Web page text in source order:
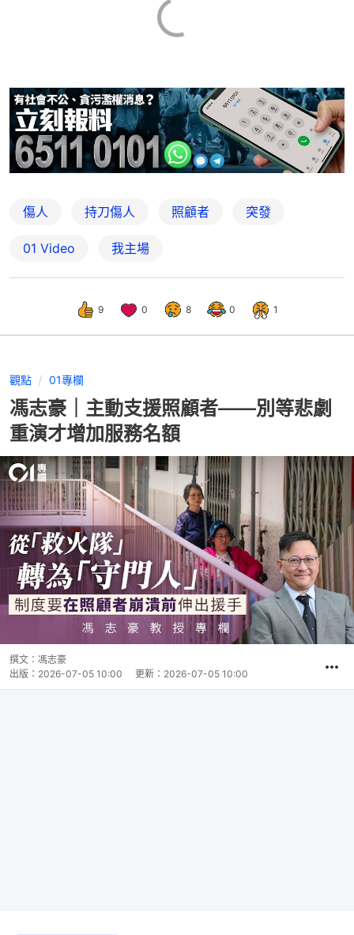
傷人 持刀傷人 照顧者 突發
01 Video 我主場
9 0 8 0 1
觀點 01專欄
馮志豪｜主動支援照顧者——別等悲劇
重演才增加服務名額
撰文： 馮志豪
出版： 2026-07-05 10:00 更新： 2026-07-05 10:00